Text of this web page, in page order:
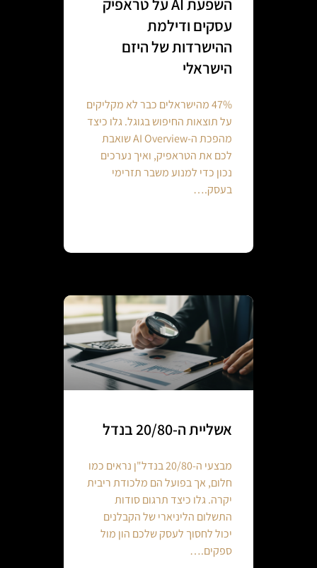
השפעת AI על טראפיק
עסקים ודילמת
ההישרדות של היזם
הישראלי
47% מהישראלים כבר לא מקליקים
על תוצאות החיפוש בגוגל. גלו כיצד
מהפכת ה-AI Overview שואבת
לכם את הטראפיק, ואיך נערכים
נכון כדי למנוע משבר תזרימי
בעסק.…
אשליית ה-20/80 בנדל
מבצעי ה-20/80 בנדל"ן נראים כמו
חלום, אך בפועל הם מלכודת ריבית
יקרה. גלו כיצד תרגום סודות
התשלום הליניארי של הקבלנים
יכול לחסוך לעסק שלכם הון מול
ספקים.…